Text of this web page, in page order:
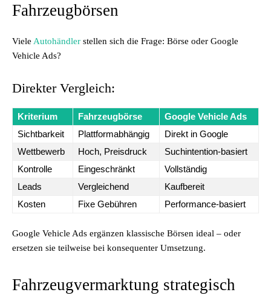
Fahrzeugbörsen
Viele Autohändler stellen sich die Frage: Börse oder Google
Vehicle Ads?
Direkter Vergleich:
Kriterium Fahrzeugbörse
Google Vehicle Ads
Sichtbarkeit
Plattformabhängig
Direkt in Google
Wettbewerb
Hoch, Preisdruck
Suchintention-basiert
Kontrolle
Eingeschränkt
Vollständig
Leads
Vergleichend
Kaufbereit
Kosten
Fixe Gebühren Performance-basiert
Google Vehicle Ads ergänzen klassische Börsen ideal – oder
ersetzen sie teilweise bei konsequenter Umsetzung.
Fahrzeugvermarktung strategisch